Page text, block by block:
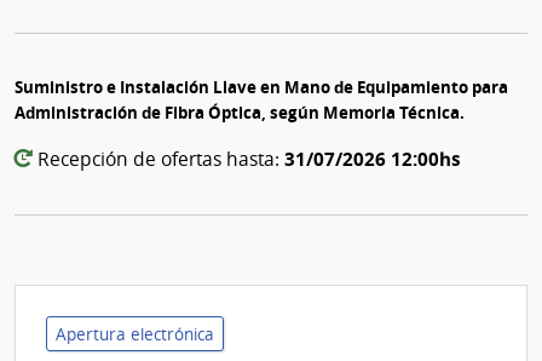
Suministro e Instalación Llave en Mano de Equipamiento para
Administración de Fibra Óptica, según Memoria Técnica.
Recepción de ofertas hasta: 31/07/2026 12:00hs
Apertura electrónica